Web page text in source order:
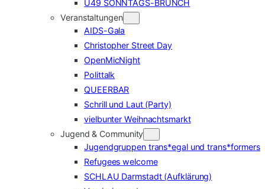
Ü49 SONNTAGS-BRUNCH
Veranstaltungen
AIDS-Gala
Christopher Street Day
OpenMicNight
Polittalk
QUEERBAR
Schrill und Laut (Party)
vielbunter Weihnachtsmarkt
Jugend & Community
Jugendgruppen trans*egal und trans*formers
Refugees welcome
SCHLAU Darmstadt (Aufklärung)